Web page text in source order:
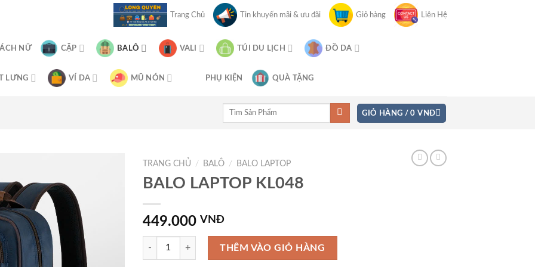
Trang Chủ Tin khuyến mãi & ưu đãi Giỏ hàng Liên Hệ
NỮ CẶP BALÔ VALI TÚI DU LỊCH ĐỒ DA
LƯNG VÍ DA MŨ NÓN PHỤ KIỆN QUÀ TẶNG
Tìm
GIỎ HÀNG /0VNĐ
TRANG CHỦ / BALÔ / BALO LAPTOP
BALO LAPTOP KL048
449.000 VNĐ
BALO LAPTOP KL048 số lượng
THÊM VÀO GIỎ HÀNG